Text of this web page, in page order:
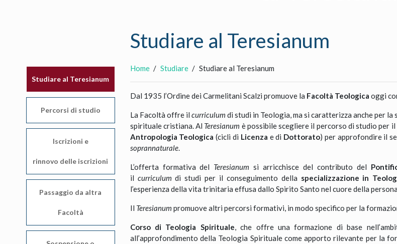
Studiare al Teresianum
Percorsi di studio
Iscrizioni e
rinnovo delle iscrizioni
Passaggio da altra
Facoltà
Studiare al Teresianum
Home Studiare Studiare al Teresianum
Dal 1935 l’Ordine dei Carmelitani Scalzi promuove la Facoltà Teologica oggi
La Facoltà offre il curriculum di studi in Teologia, ma si caratterizza anche per
spirituale cristiana. Al Teresianum è possibile scegliere il percorso di studio per il
Antropologia Teologica (cicli di Licenza e di Dottorato) per approfondire il
soprannaturale.
L’offerta formativa del Teresianum si arricchisce del contributo del
il curriculum di studi per il conseguimento della specializzazione in
l’esperienza della vita trinitaria effusa dallo Spirito Santo nel cuore della persona
Il Teresianum promuove altri percorsi formativi, in modo specifico per la
Corso di Teologia Spirituale , che offre una formazione di base
all’approfondimento della Teologia Spirituale come apporto rilevante per la